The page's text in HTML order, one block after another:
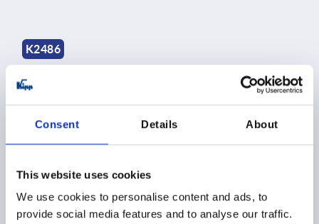
Consent Details About
This website uses cookies
We use cookies to personalise content and ads, to
provide social media features and to analyse our traffic.
K2486
Cierres giratorios de compresión de plástico con
empuñadura en T, fijos